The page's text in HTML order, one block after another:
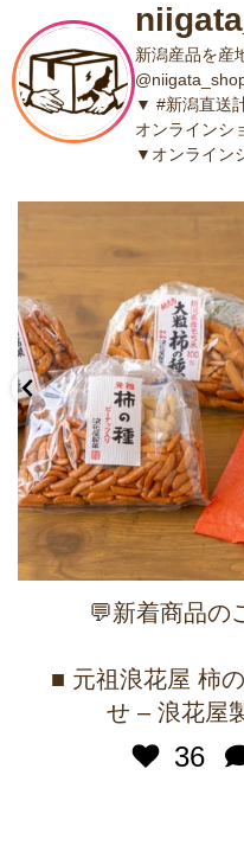
新潟産品を産
▼ #新潟直送
オンラインシ
▼オンライン
💬新着商品の
■ 元祖浪花屋 柿
せ – 浪花屋
36